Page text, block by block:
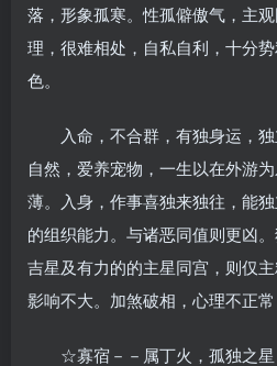
落，形象孤寒。性孤僻傲气，主
理，很难相处，自私自利，十分
色。
入命，不合群，有独身运，独
自然，爱养宠物，一生以在外游
薄。入身，作事喜独来独往，能
的组织能力。与诸恶同值则更凶
吉星及有力的的主星同宫，则仅
影响不大。加煞破相，心理不正常
☆寡宿－－属丁火，孤独之星